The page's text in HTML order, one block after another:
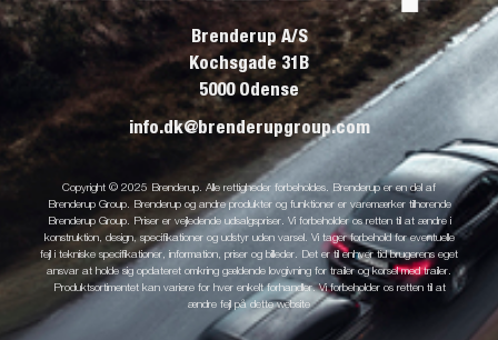
Brenderup A/S
Kochsgade 31B
5000 Odense
info.dk@brenderupgroup.com
Copyright © 2025 Brenderup. Alle rettigheder forbeholdes. Brenderup er en del af
Brenderup Group. Brenderup og andre produkter og funktioner er varemærker tilhørende
Brenderup Group. Priser er vejledende udsalgspriser. Vi forbeholder os retten til at ændre i
konstruktion, design, specifikationer og udstyr uden varsel. Vi tager forbehold for eventuelle
fejl i tekniske specifikationer, information, priser og billeder. Det er til enhver tid brugerens eget
ansvar at holde sig opdateret omkring gældende lovgivning for trailer og kørsel med trailer.
Produktsortimentet kan variere for hver enkelt forhandler. Vi forbeholder os retten til at
ændre fejl på dette website